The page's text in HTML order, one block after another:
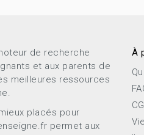
de recherche
et aux parents de
meilleures ressources
placés pour
permet aux
À